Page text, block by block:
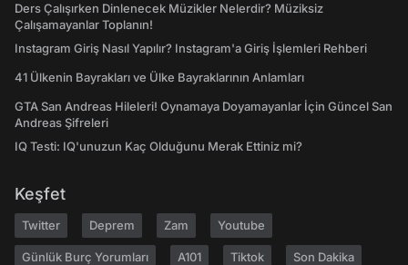
Ders Çalışırken Dinlenecek Müzikler Nelerdir? Müziksiz
Çalışamayanlar Toplanın!
Instagram Giriş Nasıl Yapılır? Instagram'a Giriş İşlemleri Rehberi
41 Ülkenin Bayrakları ve Ülke Bayraklarının Anlamları
GTA San Andreas Hileleri! Oynamaya Doyamayanlar İçin Güncel San
Andreas Şifreleri
IQ Testi: IQ'unuzun Kaç Olduğunu Merak Ettiniz mi?
Keşfet
Twitter Deprem Zam Youtube
Günlük Burç Yorumları A101 Tiktok Son Dakika